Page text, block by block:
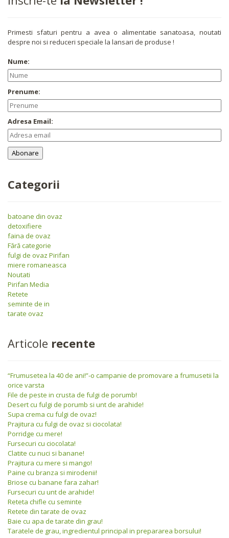
Primesti sfaturi pentru a avea o alimentatie sanatoasa, noutati
despre noi si reduceri speciale la lansari de produse !
Nume:
Prenume:
Adresa Email:
Categorii
batoane din ovaz
detoxifiere
faina de ovaz
Fără categorie
fulgi de ovaz Pirifan
miere romaneasca
Noutati
Pirifan Media
Retete
seminte de in
tarate ovaz
Articole recente
“Frumusetea la 40 de ani!”-o campanie de promovare a frumusetii la
orice varsta
File de peste in crusta de fulgi de porumb!
Desert cu fulgi de porumb si unt de arahide!
Supa crema cu fulgi de ovaz!
Prajitura cu fulgi de ovaz si ciocolata!
Porridge cu mere!
Fursecuri cu ciocolata!
Clatite cu nuci si banane!
Prajitura cu mere si mango!
Paine cu branza si mirodenii!
Briose cu banane fara zahar!
Fursecuri cu unt de arahide!
Reteta chifle cu seminte
Retete din tarate de ovaz
Baie cu apa de tarate din grau!
Taratele de grau, ingredientul principal in prepararea borsului!